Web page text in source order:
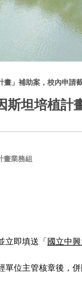
畫」補助案，校內申請
坦培植計
畫業務組
立即填送「國立中
單位主管核章後，併